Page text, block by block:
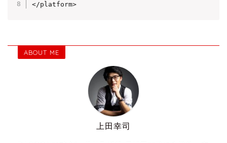
</platform>
ABOUT ME
上田幸司